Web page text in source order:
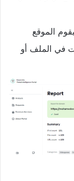
الموقع
في الملف أو